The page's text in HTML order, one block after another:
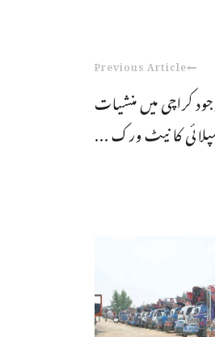
Previous Article
کراچی میں منشیات
کا نیٹ ورک ...